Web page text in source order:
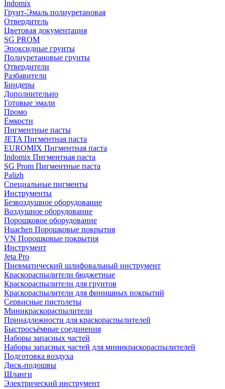
Indomix
Грунт-Эмаль полиуретановая
Отвердитель
Цветовая документация
SG PROM
Эпоксидные грунты
Полиуретановые грунты
Отвердители
Разбавители
Биндеры
Дополнительно
Готовые эмали
Промо
Ёмкости
Пигментные пасты
JETA Пигментная паста
EUROMIX Пигментная паста
Indomix Пигментная паста
SG Prom Пигментные паста
Palizh
Специальные пигменты
Инструменты
Безвоздушное оборудование
Воздушное оборудование
Порошковое оборудование
Huachen Порошковые покрытия
VN Порошковые покрытия
Инструмент
Jeta Pro
Пневматический шлифовальный инструмент
Краскораспылители бюджетные
Краскораспылители для грунтов
Краскораспылители для финишных покрытий
Сервисные пистолеты
Миникраскораспылители
Принадлежности для краскораспылителей
Быстросъёмные соединения
Наборы запасных частей
Наборы запасных частей для миникраскораспылителей
Подготовка воздуха
Диск-подошвы
Шланги
Электрический инструмент